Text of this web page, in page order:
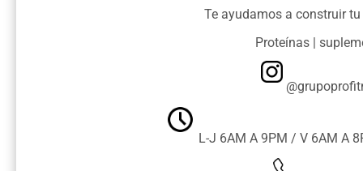
Te ayudamos a construir
Proteínas |
L-J 6AM A 9PM / V 6AM A